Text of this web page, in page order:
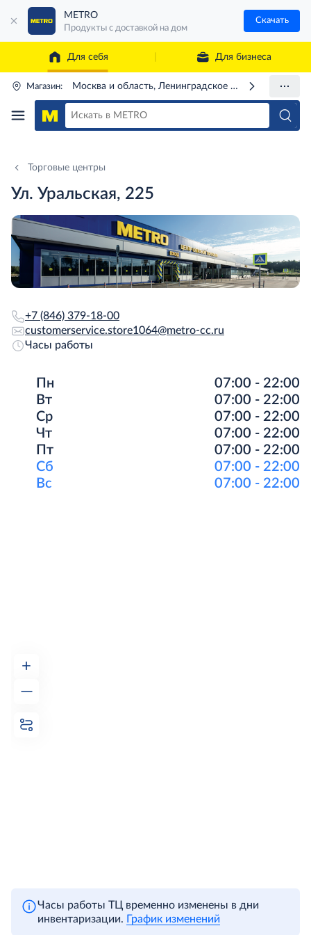
METRO
Продукты с доставкой на дом
Скачать
Для себя Для бизнеса
Магазин: Москва и область, Ленинградское ш., 71Г
Торговые центры
Ул. Уральская, 225
+7 (846) 379-18-00
customerservice.store1064@metro-cc.ru
Часы работы
Пн
07:00 - 22:00
Вт
07:00 - 22:00
Ср
07:00 - 22:00
Чт
07:00 - 22:00
Пт
07:00 - 22:00
Сб
07:00 - 22:00
Вс
07:00 - 22:00
+
—
Часы работы ТЦ временно изменены в дни
инвентаризации. График изменений